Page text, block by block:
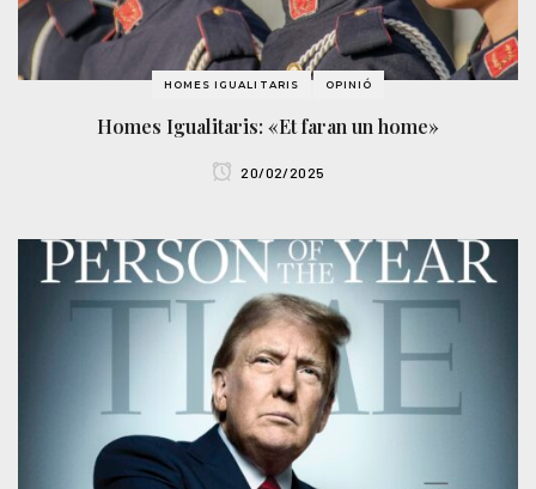
HOMES IGUALITARIS OPINIÓ
Homes Igualitaris: «Et faran un home»
20/02/2025